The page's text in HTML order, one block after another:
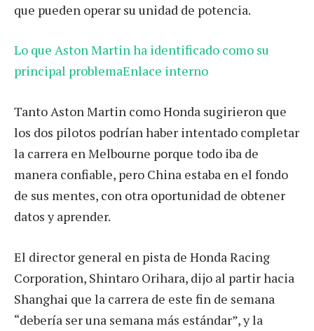
que pueden operar su unidad de potencia.
Lo que Aston Martin ha identificado como su
principal problemaEnlace interno
Tanto Aston Martin como Honda sugirieron que
los dos pilotos podrían haber intentado completar
la carrera en Melbourne porque todo iba de
manera confiable, pero China estaba en el fondo
de sus mentes, con otra oportunidad de obtener
datos y aprender.
El director general en pista de Honda Racing
Corporation, Shintaro Orihara, dijo al partir hacia
Shanghai que la carrera de este fin de semana
“debería ser una semana más estándar”, y la